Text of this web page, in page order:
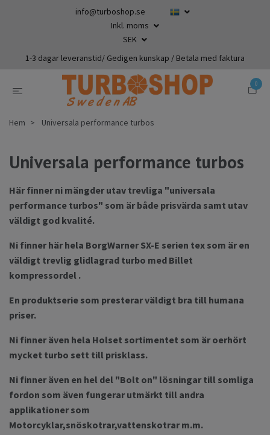
info@turboshop.se
Inkl. moms
SEK
1-3 dagar leveranstid/ Gedigen kunskap / Betala med faktura
0
Hem Universala performance turbos
Universala performance turbos
Här finner ni mängder utav trevliga "universala
performance turbos" som är både prisvärda samt utav
väldigt god kvalité.
Ni finner här hela BorgWarner SX-E serien tex som är en
väldigt trevlig glidlagrad turbo med Billet
kompressordel .
En produktserie som presterar väldigt bra till humana
priser.
Ni finner även hela Holset sortimentet som är oerhört
mycket turbo sett till prisklass.
Ni finner även en hel del "Bolt on" lösningar till somliga
fordon som även fungerar utmärkt till andra
applikationer som
Motorcyklar,snöskotrar,vattenskotrar m.m.